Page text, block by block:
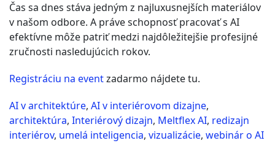
Čas sa dnes stáva jedným z najluxusnejších materiálov
v našom odbore. A práve schopnosť pracovať s AI
efektívne môže patriť medzi najdôležitejšie profesijné
zručnosti nasledujúcich rokov.
Registráciu na eventzadarmo nájdete tu.
AI v architektúre, AI v interiérovom dizajne,
architektúra, Interiérový dizajn, Meltflex AI, redizajn
interiérov, umelá inteligencia, vizualizácie, webinár o AI